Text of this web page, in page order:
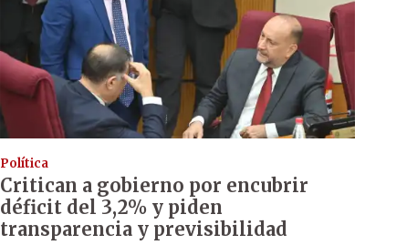
Política
Critican a gobierno por encubrir
déficit del 3,2% y piden
transparencia y previsibilidad